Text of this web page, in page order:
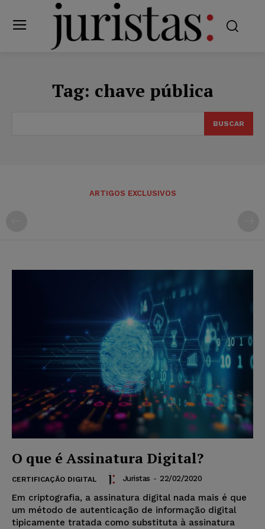
Tag: chave pública
BUSCAR
ARTIGOS EXCLUSIVOS
O que é Assinatura Digital?
CERTIFICAÇÃO DIGITAL Juristas - 22/02/2020
Em criptografia, a assinatura digital nada mais é que
um método de autenticação de informação digital
tipicamente tratada como substituta à assinatura